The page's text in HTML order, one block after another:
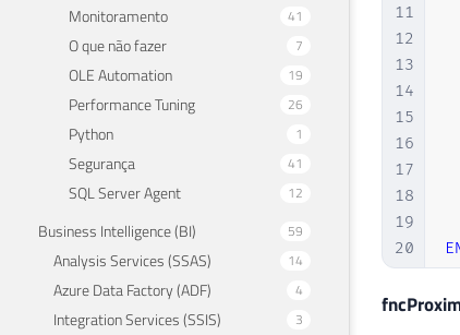
Monitoramento 41
O que não fazer 7
OLE Automation 19
Performance Tuning 26
Python 1
Segurança 41
SQL Server Agent 12
Business Intelligence (BI) 59
Analysis Services (SSAS) 14
Azure Data Factory (ADF) 4
Integration Services (SSIS) 3
11
12
13
14
15
16
17
18
19
20